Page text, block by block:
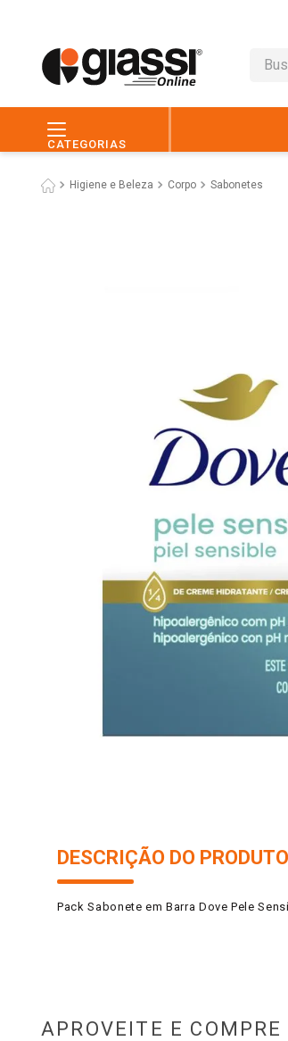
CATEGORIAS
Higiene e Beleza Corpo Sabonetes
DESCRIÇÃO DO PRODUTO
Pack Sabonete em Barra Dove Pele
APROVEITE E
9º